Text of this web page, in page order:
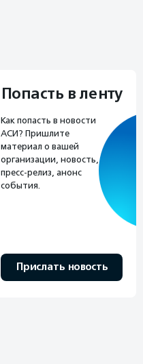
Попасть в ленту
Как попасть в новости
АСИ? Пришлите
материал о вашей
организации, новость,
пресс-релиз, анонс
события.
Прислать новость